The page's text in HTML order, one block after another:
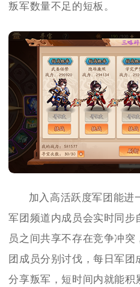
叛军数量不足的短板。
加入高活跃度军团能进
军团频道内成员会实时同步
员之间共享不存在竞争冲
团成员分别讨伐，每日军
分享叛军，短时间内就能积